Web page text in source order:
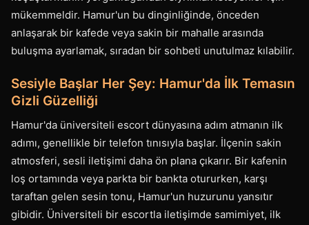
mükemmeldir. Hamur'un bu dinginliğinde, önceden
anlaşarak bir kafede veya sakin bir mahalle arasında
buluşma ayarlamak, sıradan bir sohbeti unutulmaz kılabilir.
Sesiyle Başlar Her Şey: Hamur'da İlk Temasın
Gizli Güzelliği
Hamur'da üniversiteli escort dünyasına adım atmanın ilk
adımı, genellikle bir telefon tınısıyla başlar. İlçenin sakin
atmosferi, sesli iletişimi daha ön plana çıkarır. Bir kafenin
loş ortamında veya parkta bir bankta otururken, karşı
taraftan gelen sesin tonu, Hamur'un huzurunu yansıtır
gibidir. Üniversiteli bir escortla iletişimde samimiyet, ilk